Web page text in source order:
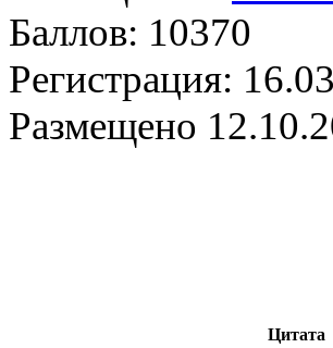
Баллов: 10370
Регистрация:
Размещено
Цитата